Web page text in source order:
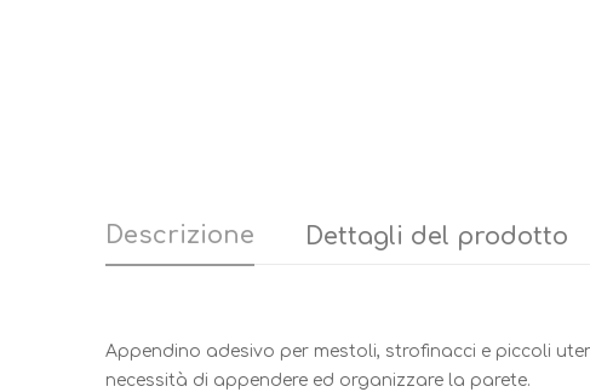
Descrizione Dettagli del prodotto
Appendino adesivo per mestoli, strofinacci e piccoli
necessità di appendere ed organizzare la parete.